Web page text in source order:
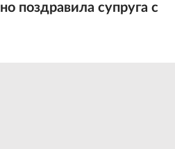
поздравила супруга с